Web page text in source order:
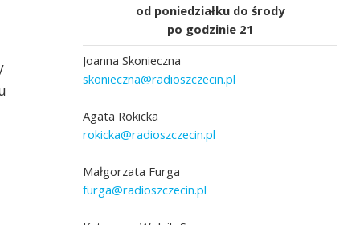
od poniedziałku do środy
po godzinie 21
Joanna Skonieczna
skonieczna@radioszczecin.pl
Agata Rokicka
rokicka@radioszczecin.pl
Małgorzata Furga
furga@radioszczecin.pl